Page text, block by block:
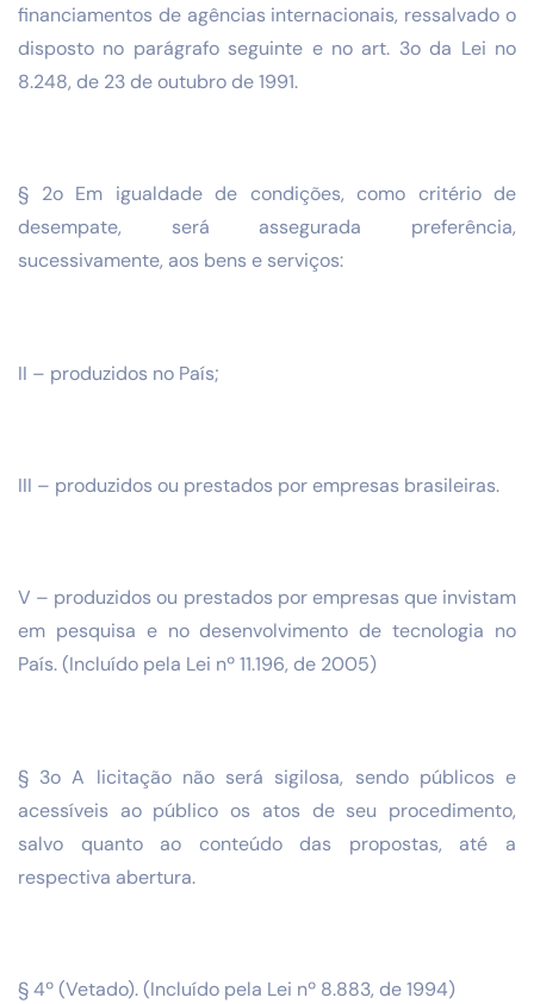
financiamentos de agências internacionais, ressalvado o
disposto no parágrafo seguinte e no art. 3o da Lei no
8.248, de 23 de outubro de 1991.
§ 2o Em igualdade de condições, como critério de
desempate, será assegurada preferência,
sucessivamente, aos bens e serviços:
II – produzidos no País;
III – produzidos ou prestados por empresas brasileiras.
V – produzidos ou prestados por empresas que invistam
em pesquisa e no desenvolvimento de tecnologia no
País. (Incluído pela Lei nº 11.196, de 2005)
§ 3o A licitação não será sigilosa, sendo públicos e
acessíveis ao público os atos de seu procedimento,
salvo quanto ao conteúdo das propostas, até a
respectiva abertura.
§ 4º (Vetado). (Incluído pela Lei nº 8.883, de 1994)